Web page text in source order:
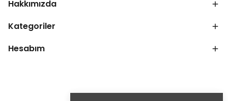
Hakkımızda
Kategoriler
Hesabım